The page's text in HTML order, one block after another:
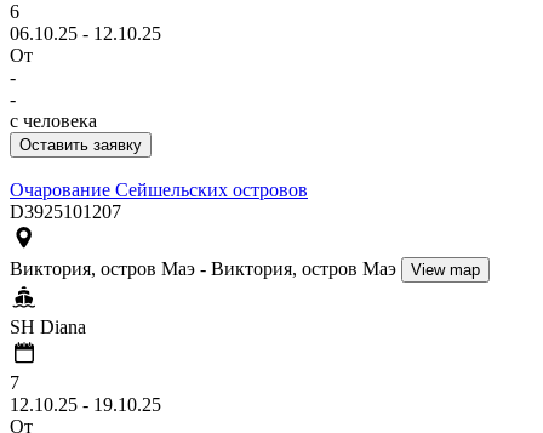
6
06.10.25 - 12.10.25
От
-
-
c человека
Оставить заявку
Очарование Сейшельских островов
D3925101207
Виктория, остров Маэ - Виктория, остров Маэ View map
SH Diana
7
12.10.25 - 19.10.25
От